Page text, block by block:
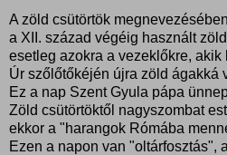
A zöld csütörtök
a XII. század végéig használt
esetleg azokra a vezeklőkre,
Úr szőlőtőkéjén újra zöld ágakká
Ez a nap Szent Gyula pápa
Zöld csütörtöktől nagyszombat
ekkor a "harangok Rómába
Ezen a napon van "oltárfosztás",